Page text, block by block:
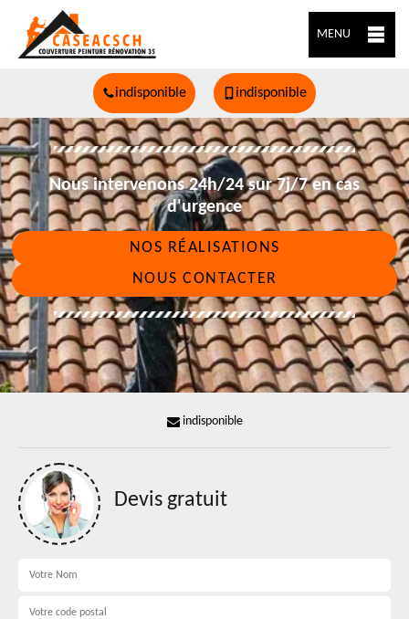
MENU
indisponible indisponible
Nous intervenons 24h/24 sur 7j/7 en cas
d'urgence
NOS RÉALISATIONS
NOUS CONTACTER
indisponible
Devis gratuit